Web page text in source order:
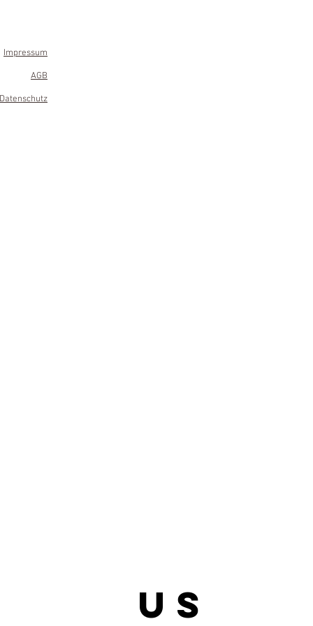
Impressum
AGB
Datenschutz
us